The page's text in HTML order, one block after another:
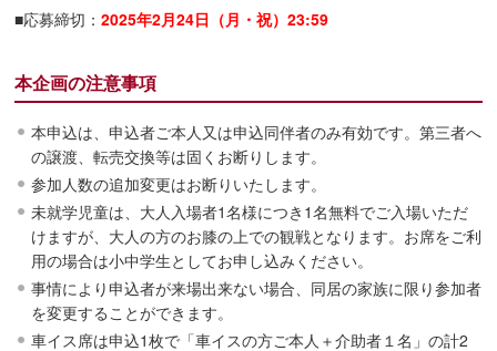
■応募締切：2025年2月24日（月・祝）23:59
本企画の注意事項
本申込は、申込者ご本人又は申込同伴者のみ有効です。第三者へ
の譲渡、転売交換等は固くお断りします。
参加人数の追加変更はお断りいたします。
未就学児童は、大人入場者1名様につき1名無料でご入場いただ
けますが、大人の方のお膝の上での観戦となります。お席をご利
用の場合は小中学生としてお申し込みください。
事情により申込者が来場出来ない場合、同居の家族に限り参加者
を変更することができます。
車イス席は申込1枚で「車イスの方ご本人＋介助者１名」の計2